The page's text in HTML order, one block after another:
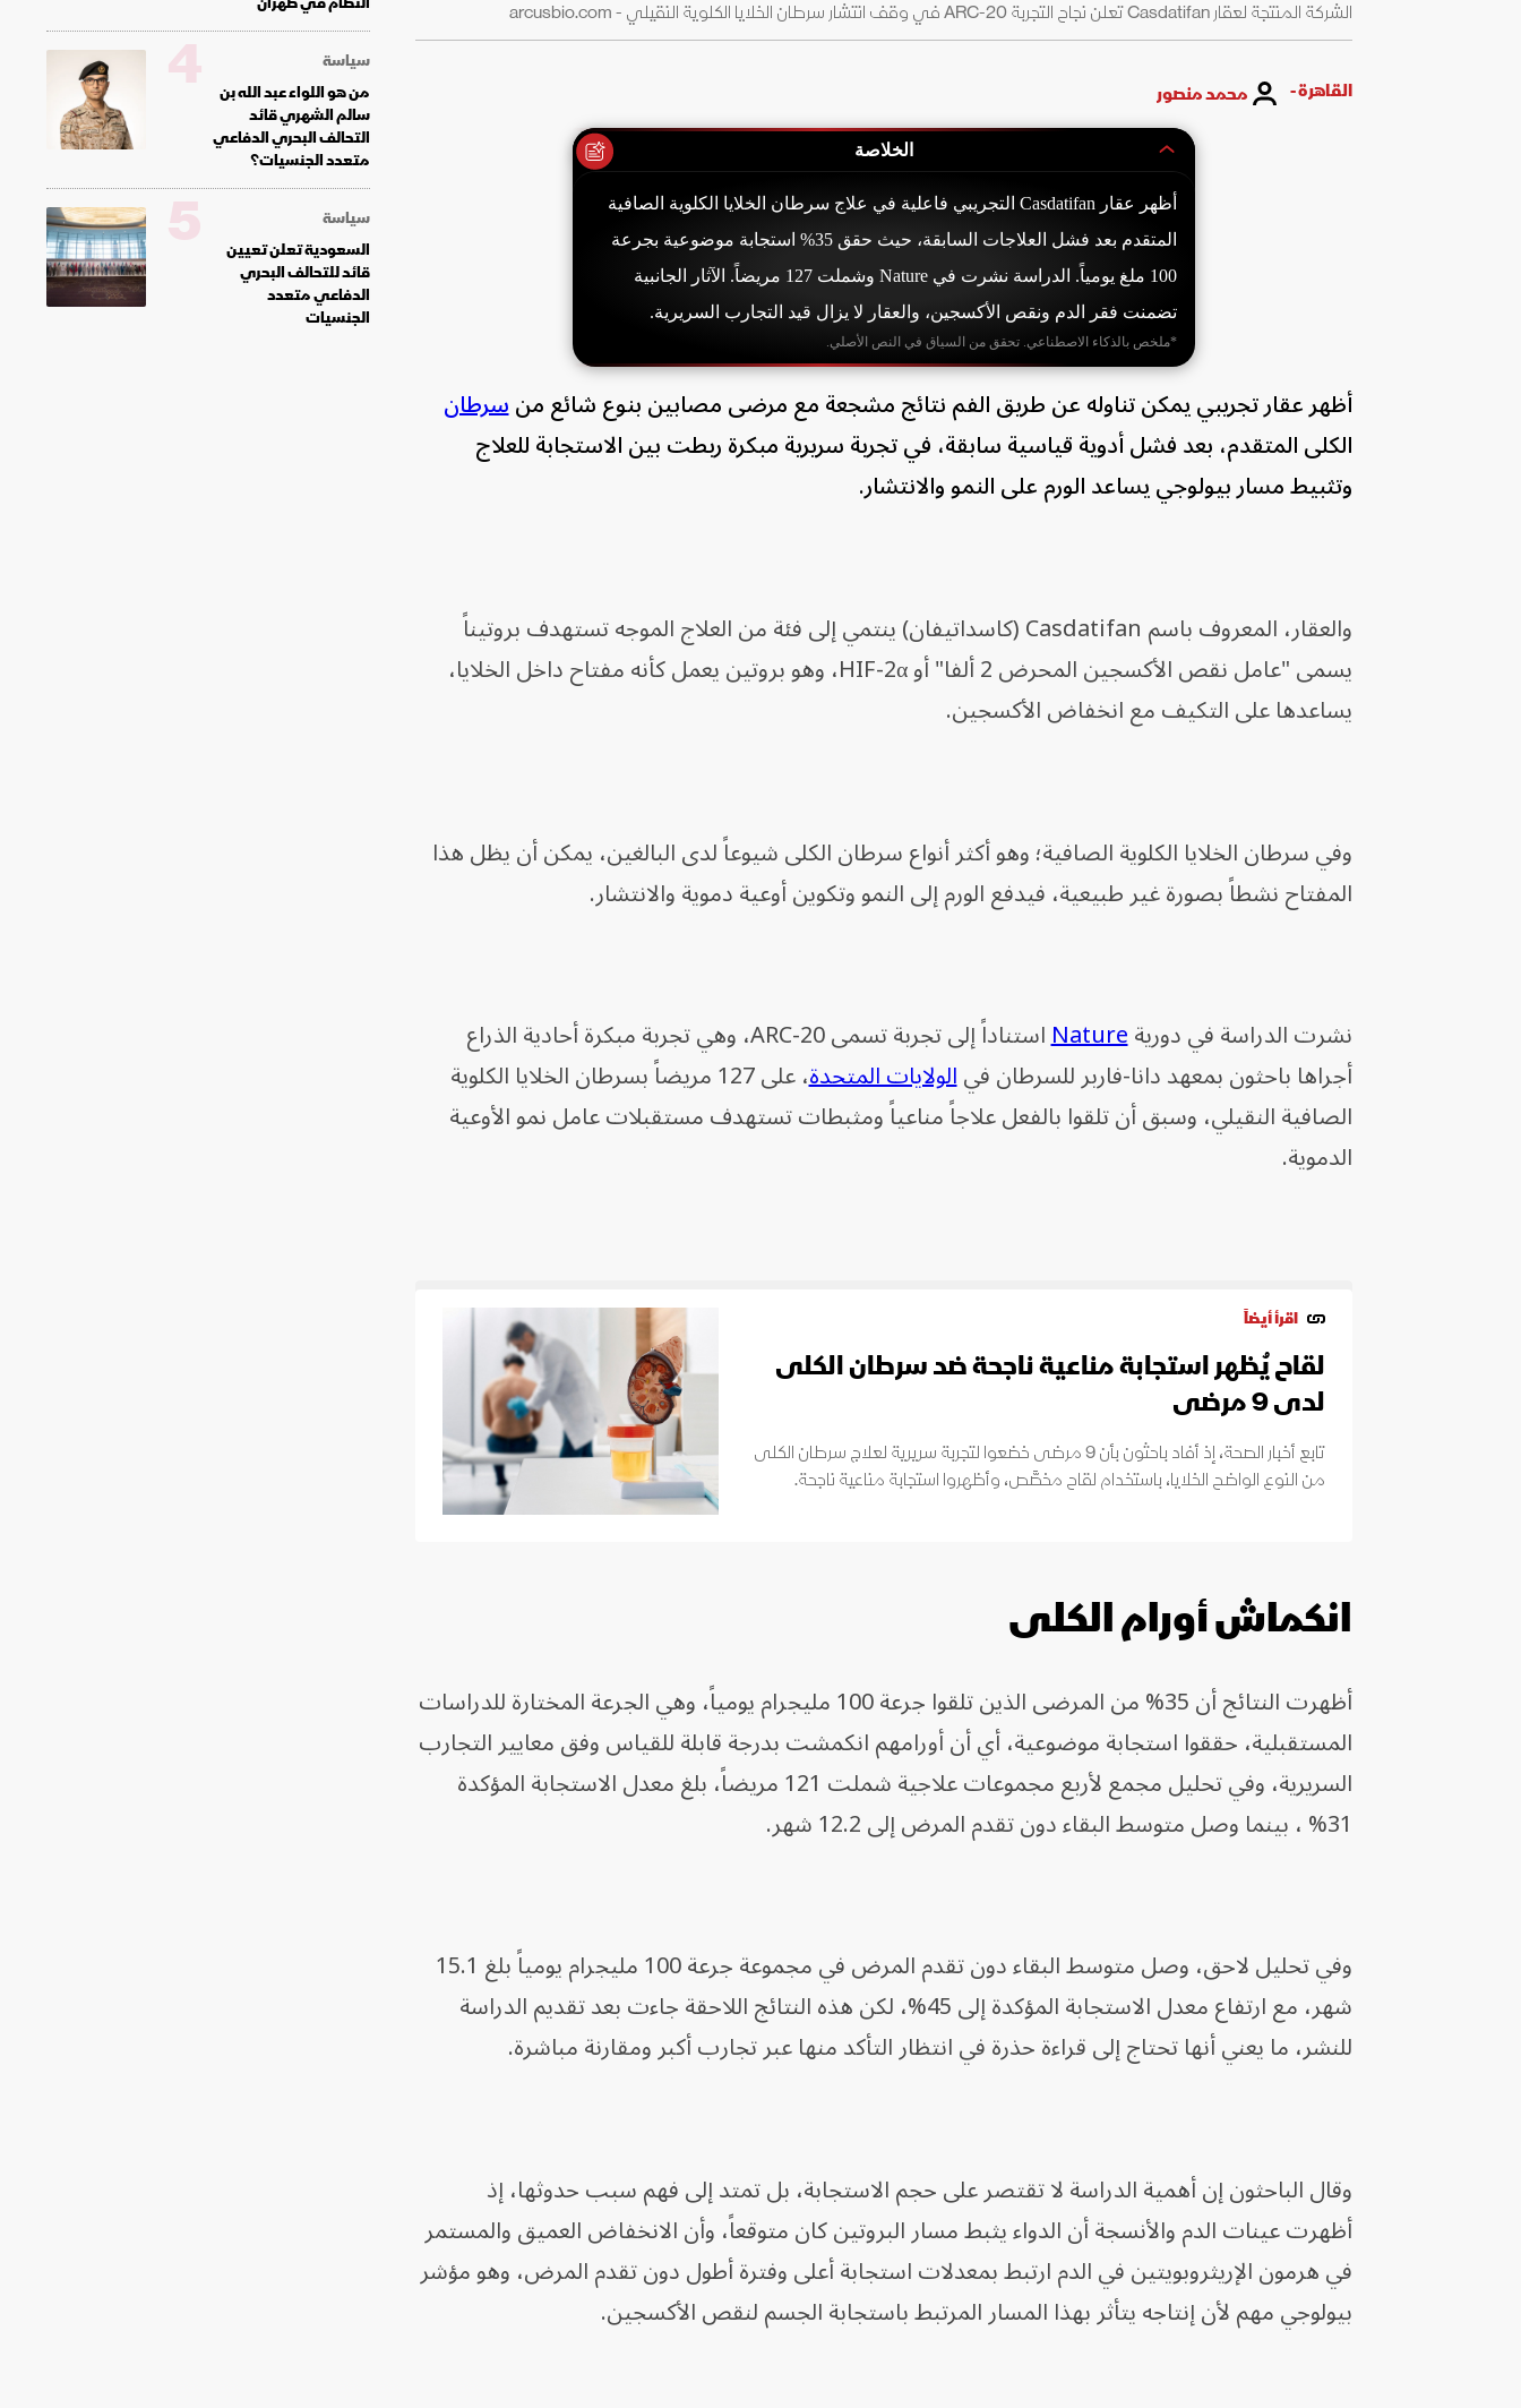
الشركة المنتجة لعقار Casdatifan تعلن نجاح التجربة ARC-20 في وقف انتشار سرطان الخلايا الكلوية النقيلي - arcusbio.com
القاهرة - محمد منصور
الخلاصة
أظهر عقار Casdatifan التجريبي فاعلية في علاج سرطان الخلايا الكلوية الصافية
المتقدم بعد فشل العلاجات السابقة، حيث حقق 35% استجابة موضوعية بجرعة
100 ملغ يومياً. الدراسة نشرت في Nature وشملت 127 مريضاً. الآثار الجانبية
تضمنت فقر الدم ونقص الأكسجين، والعقار لا يزال قيد التجارب السريرية.
*ملخص بالذكاء الاصطناعي. تحقق من السياق في النص الأصلي.
أظهر عقار تجريبي يمكن تناوله عن طريق الفم نتائج مشجعة مع مرضى مصابين بنوع شائع منسرطان
الكلى المتقدم، بعد فشل أدوية قياسية سابقة، في تجربة سريرية مبكرة ربطت بين الاستجابة للعلاج
وتثبيط مسار بيولوجي يساعد الورم على النمو والانتشار.
والعقار، المعروف باسم Casdatifan (كاسداتيفان) ينتمي إلى فئة من العلاج الموجه تستهدف بروتيناً
يسمى "عامل نقص الأكسجين المحرض 2 ألفا" أو HIF-2α، وهو بروتين يعمل كأنه مفتاح داخل الخلايا،
يساعدها على التكيف مع انخفاض الأكسجين.
وفي سرطان الخلايا الكلوية الصافية؛ وهو أكثر أنواع سرطان الكلى شيوعاً لدى البالغين، يمكن أن يظل هذا
المفتاح نشطاً بصورة غير طبيعية، فيدفع الورم إلى النمو وتكوين أوعية دموية والانتشار.
نشرت الدراسة في دوريةNature
استناداً إلى تجربة تسمى ARC-20، وهي تجربة مبكرة أحادية الذراع
أجراها باحثون بمعهد دانا-فاربر للسرطان فيالولايات المتحدة
، على 127 مريضاً بسرطان الخلايا الكلوية
الصافية النقيلي، وسبق أن تلقوا بالفعل علاجاً مناعياً ومثبطات تستهدف مستقبلات عامل نمو الأوعية
الدموية.
اقرأ أيضاً
لقاح يُظهر استجابة مناعية ناجحة ضد سرطان الكلى
لدى 9 مرضى
تابع أخبار الصحة، إذ أفاد باحثون بأن 9 مرضى خضعوا لتجربة سريرية لعلاج سرطان الكلى
من النوع الواضح الخلايا، باستخدام لقاح مخصَّص، وأظهروا استجابة مناعية ناجحة.
انكماش أورام الكلى
أظهرت النتائج أن 35% من المرضى الذين تلقوا جرعة 100 مليجرام يومياً، وهي الجرعة المختارة للدراسات
المستقبلية، حققوا استجابة موضوعية، أي أن أورامهم انكمشت بدرجة قابلة للقياس وفق معايير التجارب
السريرية، وفي تحليل مجمع لأربع مجموعات علاجية شملت 121 مريضاً، بلغ معدل الاستجابة المؤكدة
31% ، بينما وصل متوسط البقاء دون تقدم المرض إلى 12.2 شهر.
وفي تحليل لاحق، وصل متوسط البقاء دون تقدم المرض في مجموعة جرعة 100 مليجرام يومياً بلغ 15.1
شهر، مع ارتفاع معدل الاستجابة المؤكدة إلى 45%، لكن هذه النتائج اللاحقة جاءت بعد تقديم الدراسة
للنشر، ما يعني أنها تحتاج إلى قراءة حذرة في انتظار التأكد منها عبر تجارب أكبر ومقارنة مباشرة.
وقال الباحثون إن أهمية الدراسة لا تقتصر على حجم الاستجابة، بل تمتد إلى فهم سبب حدوثها، إذ
أظهرت عينات الدم والأنسجة أن الدواء يثبط مسار البروتين كان متوقعاً، وأن الانخفاض العميق والمستمر
في هرمون الإريثروبويتين في الدم ارتبط بمعدلات استجابة أعلى وفترة أطول دون تقدم المرض، وهو مؤشر
بيولوجي مهم لأن إنتاجه يتأثر بهذا المسار المرتبط باستجابة الجسم لنقص الأكسجين.
سياسة
من هو اللواء عبد الله بن
سالم الشهري قائد
التحالف البحري الدفاعي
متعدد الجنسيات؟
4
سياسة
السعودية تعلن تعيين
قائد للتحالف البحري
الدفاعي متعدد
الجنسيات
5